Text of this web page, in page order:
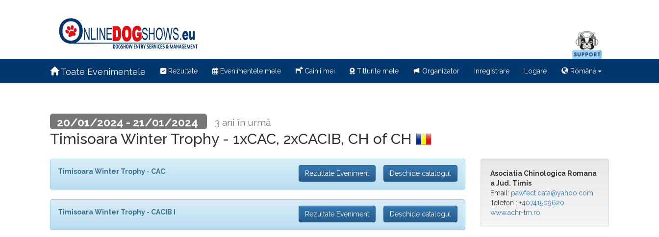
Toate Evenimentele Rezultate Evenimentele mele Cainii mei Titlurile mele Organizator Inregistrare Logare Română
20/01/2024 - 21/01/2024 3 ani în urmă
Timisoara Winter Trophy - 1xCAC, 2xCACIB, CH of CH
Timisoara Winter Trophy - CAC Rezultate Eveniment Deschide catalogul
Timisoara Winter Trophy - CACIB I Rezultate Eveniment Deschide catalogul
Asociatia Chinologica Romana
a Jud. Timis
Email: pawfect.data@yahoo.com
Telefon : +40741509620
www.achr-tm.ro